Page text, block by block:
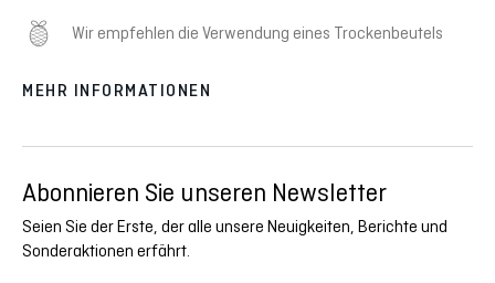
Wir empfehlen die Verwendung eines Trockenbeutels
MEHR INFORMATIONEN
Abonnieren Sie unseren Newsletter
Seien Sie der Erste, der alle unsere Neuigkeiten, Berichte und
Sonderaktionen erfährt.